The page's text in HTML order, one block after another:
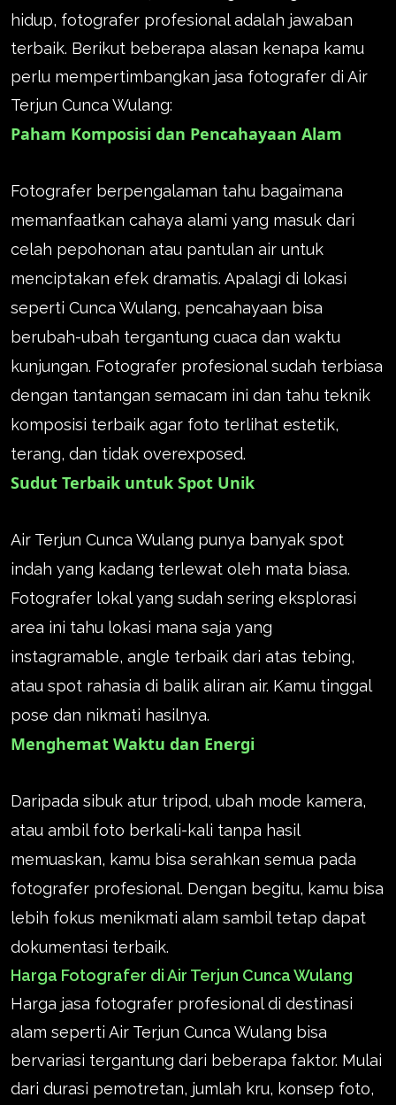
hidup, fotografer profesional adalah jawaban
terbaik. Berikut beberapa alasan kenapa kamu
perlu mempertimbangkan jasa fotografer di Air
Terjun Cunca Wulang:
Paham Komposisi dan Pencahayaan Alam
Fotografer berpengalaman tahu bagaimana
memanfaatkan cahaya alami yang masuk dari
celah pepohonan atau pantulan air untuk
menciptakan efek dramatis. Apalagi di lokasi
seperti Cunca Wulang, pencahayaan bisa
berubah-ubah tergantung cuaca dan waktu
kunjungan. Fotografer profesional sudah terbiasa
dengan tantangan semacam ini dan tahu teknik
komposisi terbaik agar foto terlihat estetik,
terang, dan tidak overexposed.
Sudut Terbaik untuk Spot Unik
Air Terjun Cunca Wulang punya banyak spot
indah yang kadang terlewat oleh mata biasa.
Fotografer lokal yang sudah sering eksplorasi
area ini tahu lokasi mana saja yang
instagramable, angle terbaik dari atas tebing,
atau spot rahasia di balik aliran air. Kamu tinggal
pose dan nikmati hasilnya.
Menghemat Waktu dan Energi
Daripada sibuk atur tripod, ubah mode kamera,
atau ambil foto berkali-kali tanpa hasil
memuaskan, kamu bisa serahkan semua pada
fotografer profesional. Dengan begitu, kamu bisa
lebih fokus menikmati alam sambil tetap dapat
dokumentasi terbaik.
Harga Fotografer di Air Terjun Cunca Wulang
Harga jasa fotografer profesional di destinasi
alam seperti Air Terjun Cunca Wulang bisa
bervariasi tergantung dari beberapa faktor. Mulai
dari durasi pemotretan, jumlah kru, konsep foto,